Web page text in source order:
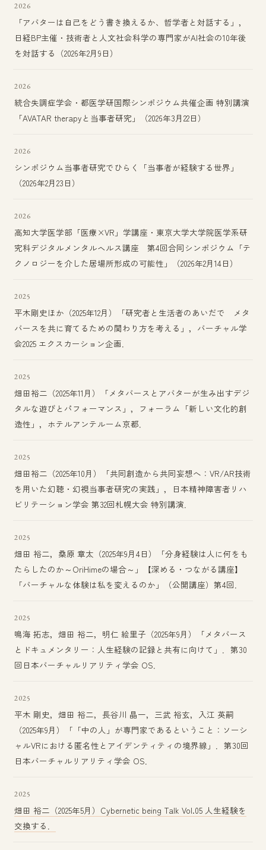
2026
「アバターは自己をどう書き換えるか、哲学者と対話する」，
日経BP主催・技術者と人文社会科学の専門家がAI社会の10年後
を対話する（2026年2月9日）
2026
統合失調症学会・都医学研国際シンポジウム共催企画 特別講演
「AVATAR therapyと当事者研究」（2026年3月22日）
2026
シンポジウム当事者研究でひらく「当事者が経験する世界」
（2026年2月23日）
2026
高知大学医学部「医療×VR」学講座・東京大学大学院医学系研
究科デジタルメンタルヘルス講座 第4回合同シンポジウム「テ
クノロジーを介した居場所形成の可能性」（2026年2月14日）
2025
平木剛史ほか（2025年12月）「研究者と生活者のあいだで メタ
バースを共に育てるための関わり方を考える」，バーチャル学
会2025 エクスカーション企画．
2025
畑田裕二（2025年11月）「メタバースとアバターが生み出すデジ
タルな遊びとパフォーマンス」，フォーラム「新しい文化的創
造性」，ホテルアンテルーム京都．
2025
畑田裕二（2025年10月）「共同創造から共同妄想へ：VR/AR技術
を用いた幻聴・幻視当事者研究の実践」，日本精神障害者リハ
ビリテーション学会 第32回札幌大会 特別講演．
2025
畑田 裕二，桑原 章太（2025年9月4日）「分身経験は人に何をも
たらしたのか～OriHimeの場合～」【深める・つながる講座】
「バーチャルな体験は私を変えるのか」（公開講座）第4回．
2025
鳴海 拓志，畑田 裕二，明仁 絵里子（2025年9月）「メタバース
とドキュメンタリー：人生経験の記録と共有に向けて」．第30
回日本バーチャルリアリティ学会 OS．
2025
平木 剛史，畑田 裕二，長谷川 晶一，三武 裕玄，入江 英嗣
（2025年9月）「「中の人」が専門家であるということ：ソーシ
ャルVRにおける匿名性とアイデンティティの境界線」．第30回
日本バーチャルリアリティ学会 OS．
2025
畑田 裕二（2025年5月）Cybernetic being Talk Vol.05 人生経験を
交換する．